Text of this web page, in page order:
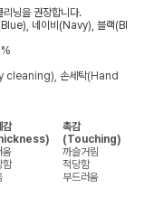
닝을 권장합니다.
네이비(Navy), 블랙(Bl
cleaning), 손세탁(Hand
감
촉감
(Touching)
움
까슬거림
함
적당함
부드러움